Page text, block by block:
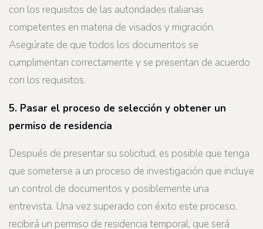
con los requisitos de las autoridades italianas
competentes en materia de visados y migración.
Asegúrate de que todos los documentos se
cumplimentan correctamente y se presentan de acuerdo
con los requisitos.
5. Pasar el proceso de selección y obtener un
permiso de residencia
Después de presentar su solicitud, es posible que tenga
que someterse a un proceso de investigación que incluye
un control de documentos y posiblemente una
entrevista. Una vez superado con éxito este proceso,
recibirá un permiso de residencia temporal, que será